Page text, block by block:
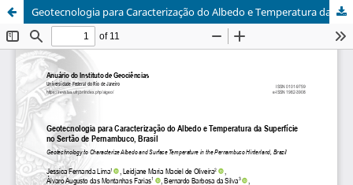
Geotecnologia para Caracterização do Albedo e Temperatura da Superfície no Sertão de Pernambuco, Brasil